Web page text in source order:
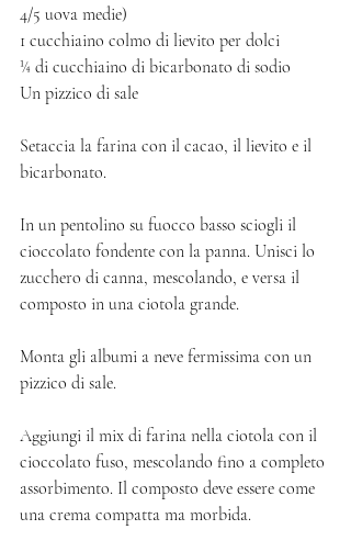
4/5 uova medie)
1 cucchiaino colmo di lievito per dolci
¼ di cucchiaino di bicarbonato di sodio
Un pizzico di sale
Setaccia la farina con il cacao, il lievito e il
bicarbonato.
In un pentolino su fuocco basso sciogli il
cioccolato fondente con la panna. Unisci lo
zucchero di canna, mescolando, e versa il
composto in una ciotola grande.
Monta gli albumi a neve fermissima con un
pizzico di sale.
Aggiungi il mix di farina nella ciotola con il
cioccolato fuso, mescolando fino a completo
assorbimento. Il composto deve essere come
una crema compatta ma morbida.